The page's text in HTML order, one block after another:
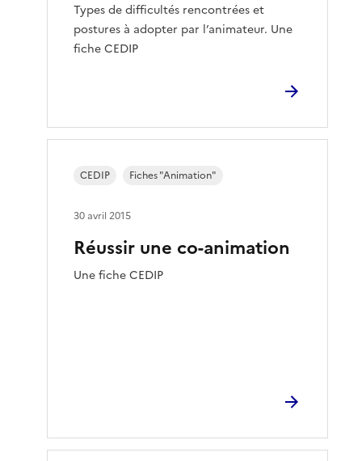
Types de difficultés rencontrées et
postures à adopter par l’animateur. Une
fiche CEDIP
Réussir une co-animation
Une fiche CEDIP
CEDIP Fiches "Animation"
30 avril 2015